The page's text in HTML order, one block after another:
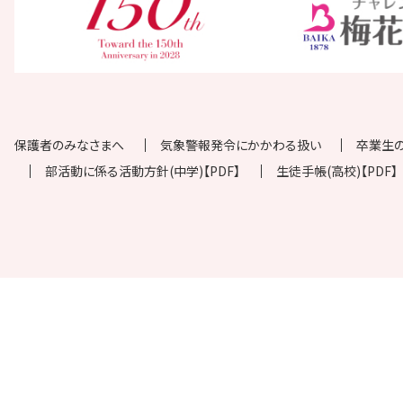
保護者のみなさまへ 気象警報発令にかかわる扱い
卒業生
部活動に係る活動方針(中学)【PDF】
生徒手帳(高校)【PDF】